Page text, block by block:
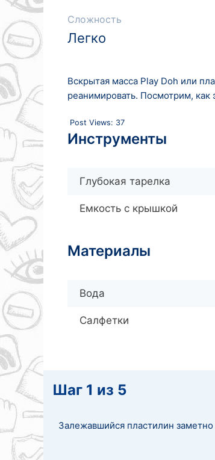
Сложность
Легко
Вскрытая масса Play Doh или
реанимировать. Посмотрим, как
Post Views: 37
Инструменты
Глубокая тарелка
Емкость с крышкой
Материалы
Вода
Салфетки
Шаг 1 из 5
Залежавшийся пластилин заметно